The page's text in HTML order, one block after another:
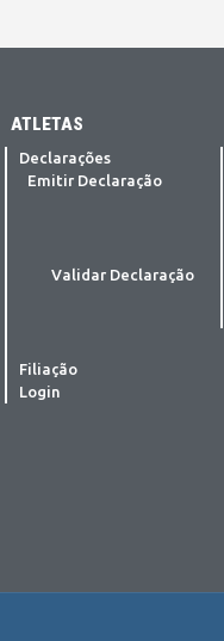
ATLETAS
Declarações
Emitir Declaração
Validar Declaração
Filiação
Login